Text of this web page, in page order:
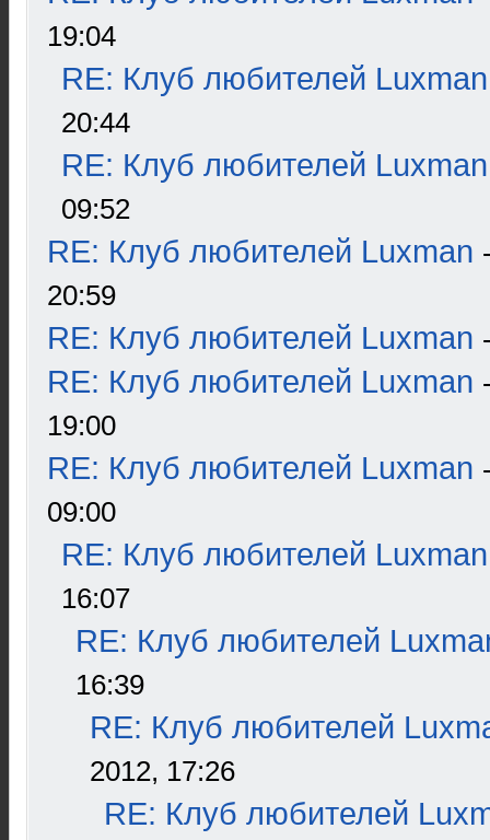
19:04
RE: Клуб любителей Luxman
20:44
RE: Клуб любителей Luxman
09:52
RE: Клуб любителей Luxman
20:59
RE: Клуб любителей Luxman
RE: Клуб любителей Luxman
19:00
RE: Клуб любителей Luxman
09:00
RE: Клуб любителей Luxman
16:07
RE: Клуб любителей
16:39
RE: Клуб любителей
2012, 17:26
RE: Клуб любителей